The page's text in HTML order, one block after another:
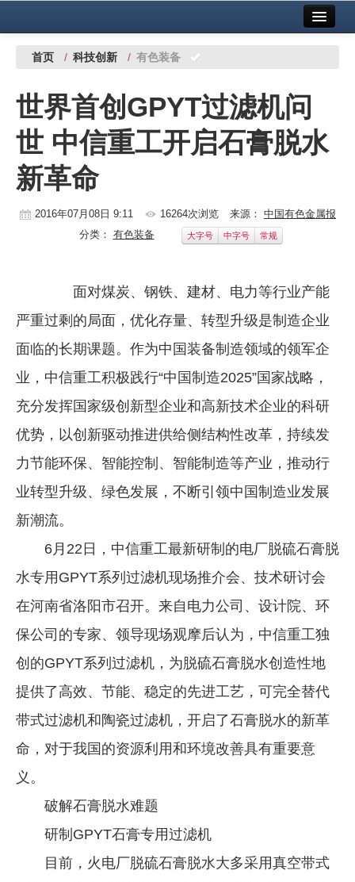
中国有色金属报社主办 广告服务
铜镍铅锌
铝
稀有稀土
有色市场
党建工作
企业文化
《资源再生》杂志
行情报价
首页 / 科技创新 / 有色装备
世界首创GPYT过滤机问
世 中信重工开启石膏脱水
新革命
2016年07月08日 9:11 16264次浏览 来源： 中国有色金属报
分类： 有色装备 大字号 中字号 常规
面对煤炭、钢铁、建材、电力等行业产能
严重过剩的局面，优化存量、转型升级是制造企业
面临的长期课题。作为中国装备制造领域的领军企
业，中信重工积极践行“中国制造2025”国家战略，
充分发挥国家级创新型企业和高新技术企业的科研
优势，以创新驱动推进供给侧结构性改革，持续发
力节能环保、智能控制、智能制造等产业，推动行
业转型升级、绿色发展，不断引领中国制造业发展
新潮流。
6月22日，中信重工最新研制的电厂脱硫石膏脱
水专用GPYT系列过滤机现场推介会、技术研讨会
在河南省洛阳市召开。来自电力公司、设计院、环
保公司的专家、领导现场观摩后认为，中信重工独
创的GPYT系列过滤机，为脱硫石膏脱水创造性地
提供了高效、节能、稳定的先进工艺，可完全替代
带式过滤机和陶瓷过滤机，开启了石膏脱水的新革
命，对于我国的资源利用和环境改善具有重要意
义。
破解石膏脱水难题
研制GPYT石膏专用过滤机
目前，火电厂脱硫石膏脱水大多采用真空带式